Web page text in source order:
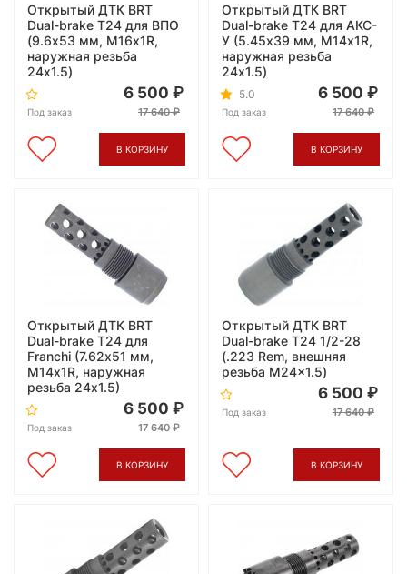
Открытый ДТК BRT
Dual-brake Т24 для ВПО
(9.6х53 мм, M16х1R,
наружная резьба
24x1.5)
Под заказ
6 500
17 640
В КОРЗИНУ
Открытый ДТК BRT
Dual-brake Т24 для АКС-
У (5.45х39 мм, M14х1R,
наружная резьба
24x1.5)
5.0
Под заказ
6 500
17 640
В КОРЗИНУ
Открытый ДТК BRT
Dual-brake Т24 для
Franchi (7.62х51 мм,
M14х1R, наружная
резьба 24x1.5)
Под заказ
6 500
17 640
В КОРЗИНУ
Открытый ДТК BRT
Dual-brake Т24 1/2-28
(.223 Rem, внешняя
резьба M24x1.5)
Под заказ
6 500
17 640
В КОРЗИНУ